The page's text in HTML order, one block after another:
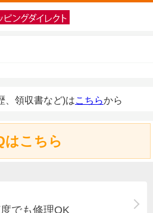
、領収書など)はこちらから
はこちら
でも修理OK